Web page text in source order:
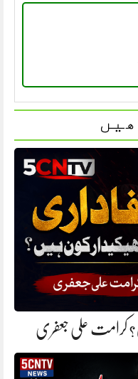
کرامت علی جعفری